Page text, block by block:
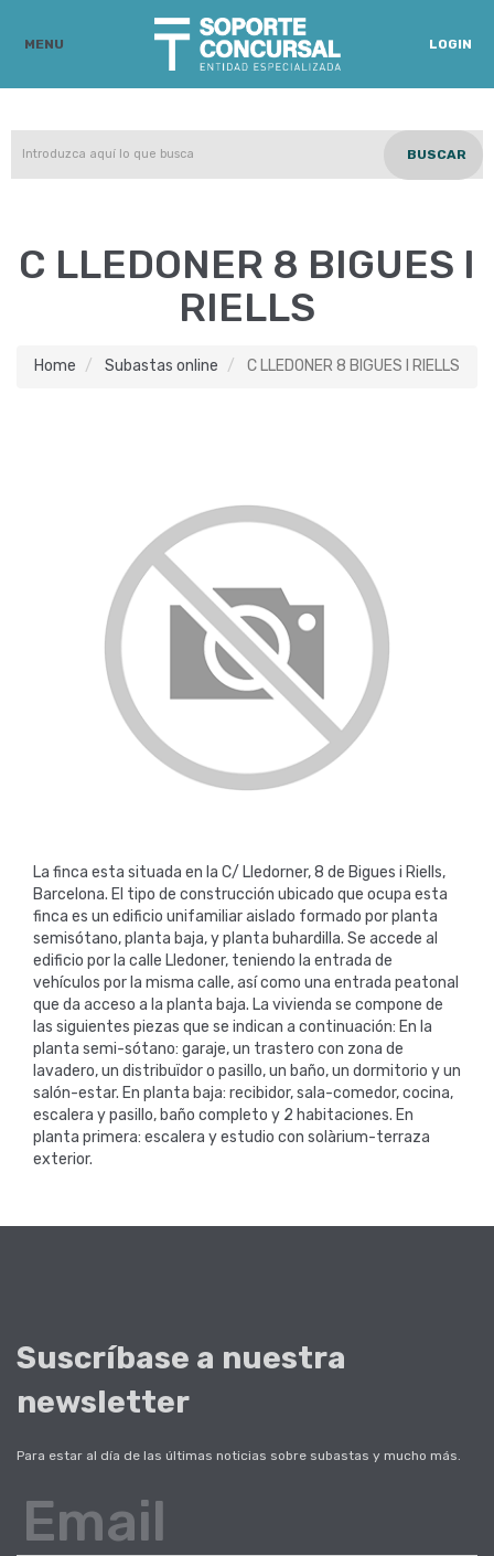
MENU LOGIN
BUSCAR
C LLEDONER 8 BIGUES I
RIELLS
Home Subastas online C LLEDONER 8 BIGUES I RIELLS
La finca esta situada en la C/ Lledorner, 8 de Bigues i Riells,
Barcelona. El tipo de construcción ubicado que ocupa esta
finca es un edificio unifamiliar aislado formado por planta
semisótano, planta baja, y planta buhardilla. Se accede al
edificio por la calle Lledoner, teniendo la entrada de
vehículos por la misma calle, así como una entrada peatonal
que da acceso a la planta baja. La vivienda se compone de
las siguientes piezas que se indican a continuación: En la
planta semi-sótano: garaje, un trastero con zona de
lavadero, un distribuïdor o pasillo, un baño, un dormitorio y un
salón-estar. En planta baja: recibidor, sala-comedor, cocina,
escalera y pasillo, baño completo y 2 habitaciones. En
planta primera: escalera y estudio con solàrium-terraza
exterior.
Suscríbase a nuestra
newsletter
Para estar al día de las últimas noticias sobre subastas y mucho más.
Email